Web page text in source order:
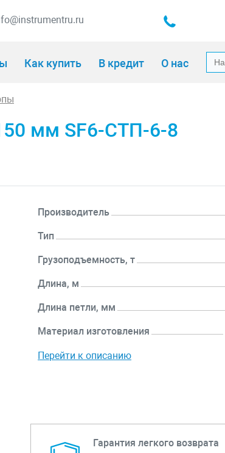
Как купить В кредит О нас
мм SF6-СТП-6-8
Производитель
Тип
Грузоподъемность, т
Длина, м
Длина петли, мм
Материал изготовления
Перейти к описанию
Гарантия легкого возврата